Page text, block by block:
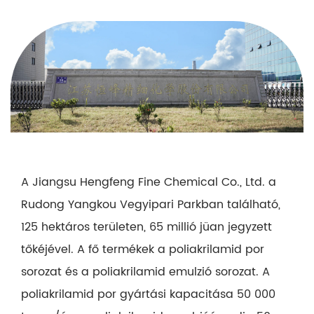
A Jiangsu Hengfeng Fine Chemical Co., Ltd. a
Rudong Yangkou Vegyipari Parkban található,
125 hektáros területen, 65 millió jüan jegyzett
tőkéjével. A fő termékek a poliakrilamid por
sorozat és a poliakrilamid emulzió sorozat. A
poliakrilamid por gyártási kapacitása 50 000